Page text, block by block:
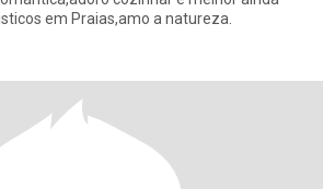
gosto de passeios turisticos em Praias,amo a natureza.